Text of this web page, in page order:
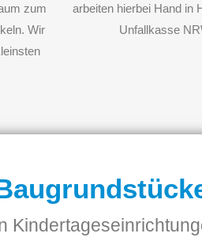
zum
Wir
arbeiten hierbei Hand in
Unfallkasse